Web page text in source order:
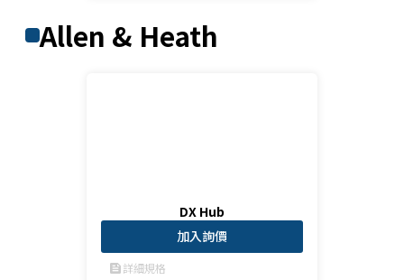
Allen & Heath
DX Hub
加入詢價
feed詳細規格